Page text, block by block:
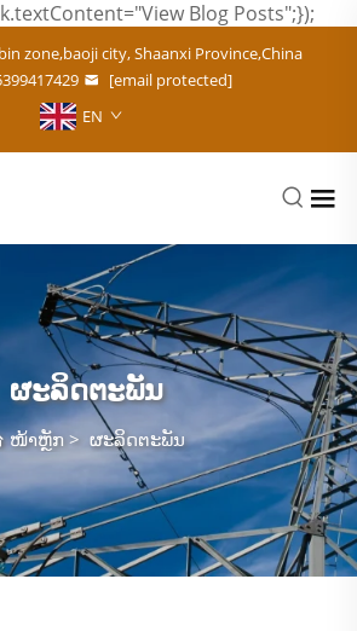
Blog Posts";});
zone,baoji city, Shaanxi Province,China
[email protected]
EN
ຜະລິດຕະພັນ
ໜ້າຫຼັກ > ຜະລິດຕະພັນ